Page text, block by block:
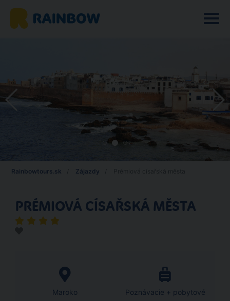
Rainbowtours.sk Zájazdy
PRÉMIOVÁ CÍSAŘSKÁ MĚSTA
Maroko Poznávacie + pobytové